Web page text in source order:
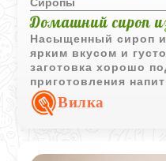
Домашний сироп
Насыщенный сироп
ярким вкусом и
заготовка хорошо
приготовления
домашней выпечке.
Вилка